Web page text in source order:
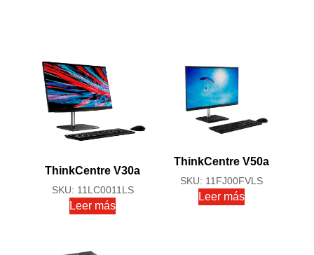
ThinkCentre V30a
SKU: 11LC0011LS
Leer más
ThinkCentre V50a
SKU: 11FJ00FVLS
Leer más